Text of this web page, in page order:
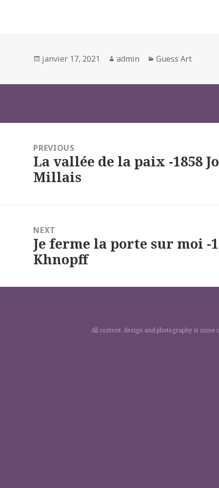
Posted
janvier 17, 2021 Author
admin Categories
Guess Art
l’article
PREVIOUS
Previous
post:
La vallée de la paix -1858
Millais
NEXT
Next
post:
Je ferme la porte sur moi -
Khnopff
All content, design and photography is mine